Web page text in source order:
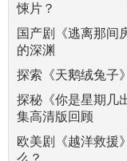
悚片？
国产剧《逃离那间
的深渊
探索《天鹅绒兔子
探秘《你是星期
集高清版回顾
欧美剧《越洋救援